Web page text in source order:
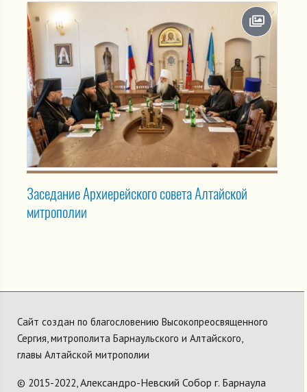
Заседание Архиерейского совета Алтайской
митрополии
Сайт создан по благословению Высокопреосвященного
Сергия, митрополита Барнаульского и Алтайского,
главы Алтайской митрополии
© 2015-2022,Александро-Невский Собор г. Барнаула